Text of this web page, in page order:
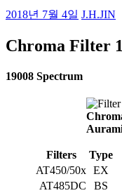
2018년 7월 4일 J.H.JIN
Chroma Filter
19008 Spectrum
Filters
Type
AT450/50x EX
AT485DC
BS